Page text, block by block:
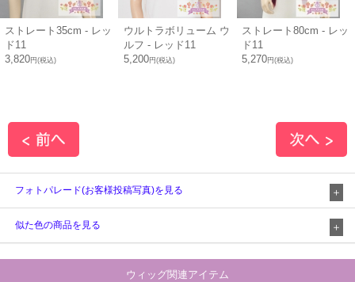
ストレート35cm - レッ
ド11
3,820円(税込)
ウルトラボリューム ウ
ルフ - レッド11
5,200円(税込)
ストレート80cm - レッ
ド11
5,270円(税込)
フォトパレード(お客様投稿写真)を見る
似た色の商品を見る
ウィッグ関連アイテム